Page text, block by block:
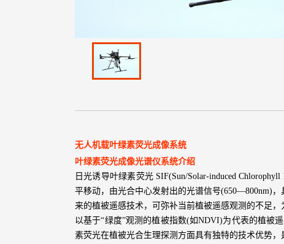
无人机载叶绿素荧光成像系统
叶绿素荧光成像光谱仪系统介绍
日光诱导叶绿素荧光 SIF(Sun/Solar-induced
平移动，由光合中心发射出的光谱信号(650—800nm)
来的植被遥感技术，可弥补当前植被遥感观测的不足
以基于“绿度”观测的植被指数(如NDVI)为代表的植被
素荧光在植被光合生理探测方面具有独特的技术优势，